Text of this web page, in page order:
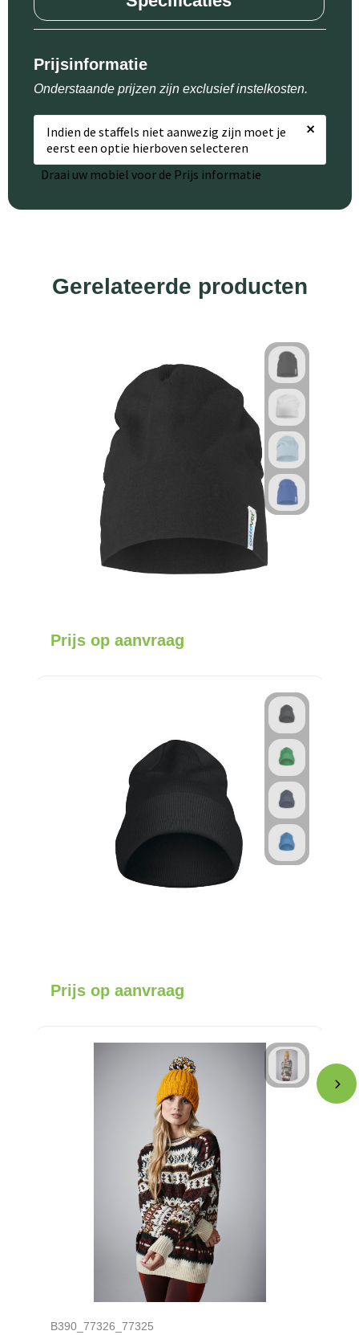
Prijsinformatie
Onderstaande prijzen zijn exclusief instelkosten.
Indien de staffels niet aanwezig zijn moet je
eerst een optie hierboven selecteren
×
Draai uw mobiel voor de Prijs informatie
Gerelateerde producten
Prijs op aanvraag
Prijs op aanvraag
B390_77326_77325